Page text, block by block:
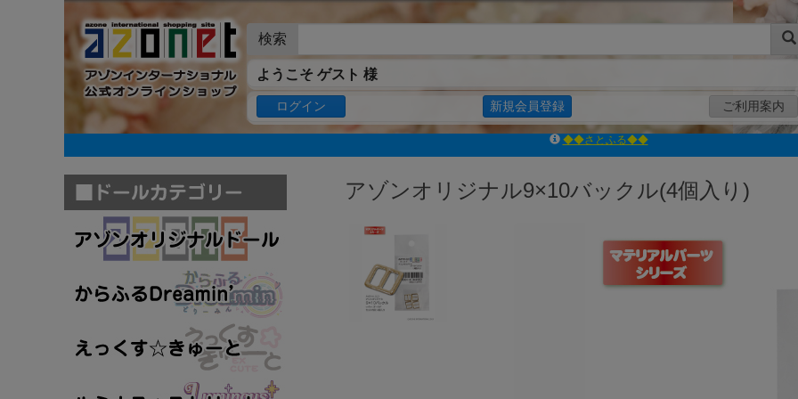
検索
ようこそ ゲスト 様
ログイン 新規会員登録 ご利用案内
ｱｿﾞﾝﾚｰﾍﾞﾙｼｮｯﾌﾟ楽天市場店
ｱｿﾞﾝｵﾝﾗｲﾝｼｮｯﾌﾟX
◆◆さとふる◆◆
アゾンオリジナル9×10バックル(4個入り)